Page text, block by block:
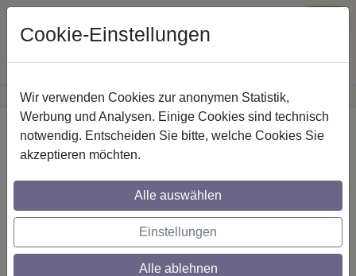
Günstige Versandkosteninnerhalb Österreichs· Sichere Zahlung
Startseite Innenlaufstangen Aluminium / Metall
Gardinenstangen mit eckigem Innenlauf
aus Aluminium / Metall in 14x35 mm, 3-
läufig, Modell SMARTLINE - Paxo Weiß /
Edelstahl-Optik (Wandabstand lang)
Cookie-Einstellungen
Wir verwenden Cookies zur anonymen Statistik,
Werbung und Analysen. Einige Cookies sind technisch
notwendig. Entscheiden Sie bitte, welche Cookies Sie
akzeptieren möchten.
Alle auswählen
Einstellungen
Alle ablehnen